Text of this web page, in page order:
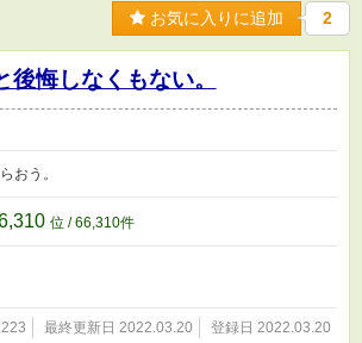
お気に入りに追加 2
悔しなくもない。
おう。
位 / 66,310件
最終更新日 2022.03.20 登録日 2022.03.20